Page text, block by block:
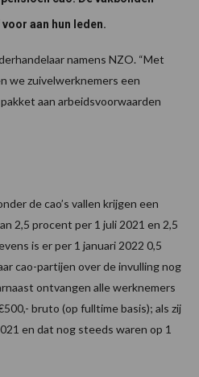
aan hun leden.
namens NZO. “Met
we zuivelwerknemers een
aan arbeidsvoorwaarden
de cao’s vallen krijgen een
2,5 procent per 1 juli 2021 en 2,5
is er per 1 januari 2022 0,5
cao-partijen over de invulling nog
ontvangen alle werknemers
bruto (op fulltime basis); als zij
en dat nog steeds waren op 1